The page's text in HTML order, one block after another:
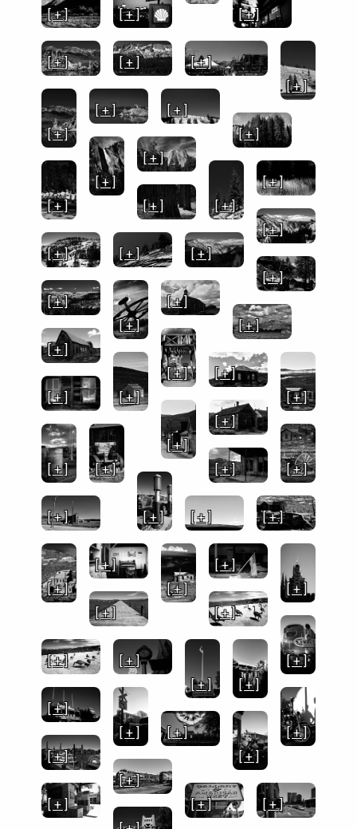
[ + ] [ + ] [ + ]
[ + ] [ + ]
[ + ]
[ + ]
[ + ]
[ + ]
[ + ]
[ + ]
[ + ]
[ + ]
[ + ] [ + ]
[ + ]
[ + ]
[ + ]
[ + ]
[ + ]
[ + ]
[ + ]
[ + ]
[ + ]
[ + ]
[ + ]
[ + ]
[ + ]
[ + ]
[ + ]
[ + ]
[ + ]
[ + ]
[ + ]
[ + ] [ + ] [ + ] [ + ]
[ + ]
[ + ] [ + ] [ + ]
[ + ]
[ + ]
[ + ]
[ + ]
[ + ] [ + ]
[ + ]
[ + ]
[ + ]
[ + ]
[ + ]
[ + ]
[ + ]
[ + ]
[ + ]
[ + ]
[ + ]
[ + ]
[ + ]
[ + ] [ + ]
[ + ]